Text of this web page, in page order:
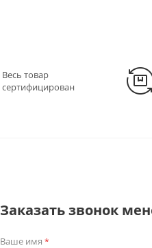
Весь товар
сертифицирован
Заказать звонок
Ваше имя *